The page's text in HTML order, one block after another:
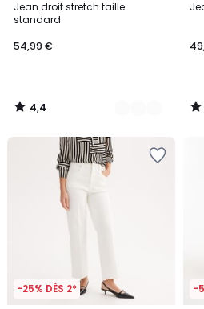
Jean droit stretch taille
standard
54,99 €
/ 5
Couleurs
4,4
/
/
/
-25% DÈS 2* -